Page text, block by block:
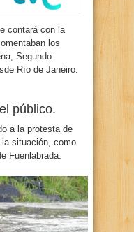
contará con la
los
Segundo
Río de Janeiro.
público.
a la protesta de
la situación, como
Fuenlabrada: